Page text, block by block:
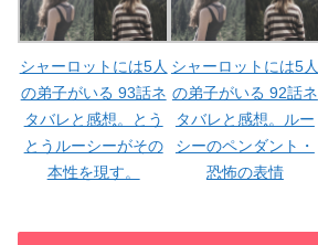
シャーロットには5人
の弟子がいる 93話ネ
タバレと感想。とう
とうルーシーがその
本性を現す。
シャーロットには5人
の弟子がいる 92話ネ
タバレと感想。ルー
シーのペンダント・
恐怖の表情